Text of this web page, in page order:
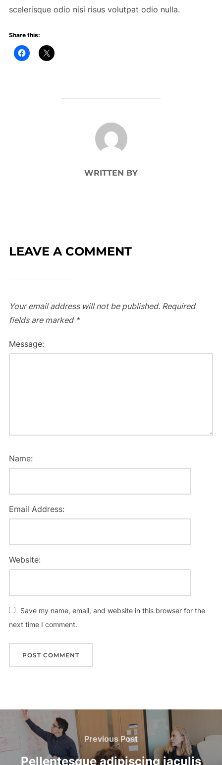
scelerisque odio nisi risus volutpat odio nulla.
Share this:
POST AUTHOR
WRITTEN BY
LEAVE A COMMENT
Your email address will not be published. Required
fields are marked *
Message:
Name:
Email Address:
Website:
Save my name, email, and website in this browser for the
next time I comment.
Post
navigation
Previous
Post
Previous Post
Pellentesque adipiscing iaculis